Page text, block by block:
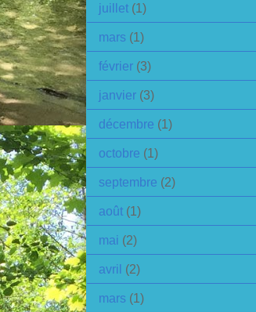
juillet (1)
mars (1)
février (3)
janvier (3)
décembre (1)
octobre (1)
septembre (2)
août (1)
mai (2)
avril (2)
mars (1)